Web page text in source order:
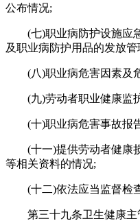
公布情况;
(七)职业病防护设施应
及职业病防护用品的发放
(八)职业病危害因素及
(九)劳动者职业健康监
(十)职业病危害事故报
(十一)提供劳动者健康
等相关资料的情况;
(十二)依法应当监督检
第三十九条卫生健康